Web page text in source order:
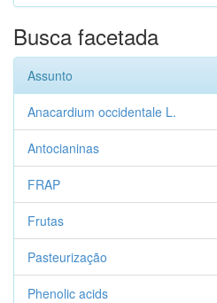
Busca facetada
Assunto
Anacardium occidentale L.
Antocianinas
FRAP
Frutas
Pasteurização
Phenolic acids